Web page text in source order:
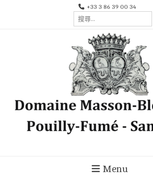
+33 3 86 39 00 34
尋
字:
Menu